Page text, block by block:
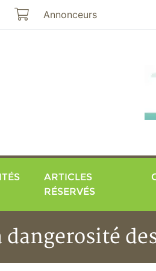
Mon panier
Annonceurs
ARTICLES
RÉSERVÉS